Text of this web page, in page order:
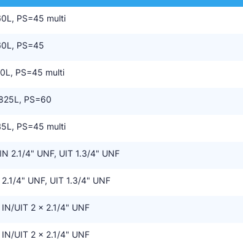
PS=45 multi
PS=45
PS=45 multi
PS=60
PS=45 multi
2.1/4" UNF, UIT 1.3/4" UNF
2.1/4" UNF, UIT 1.3/4" UNF
IN/UIT 2 x 2.1/4" UNF
IN/UIT 2 x 2.1/4" UNF